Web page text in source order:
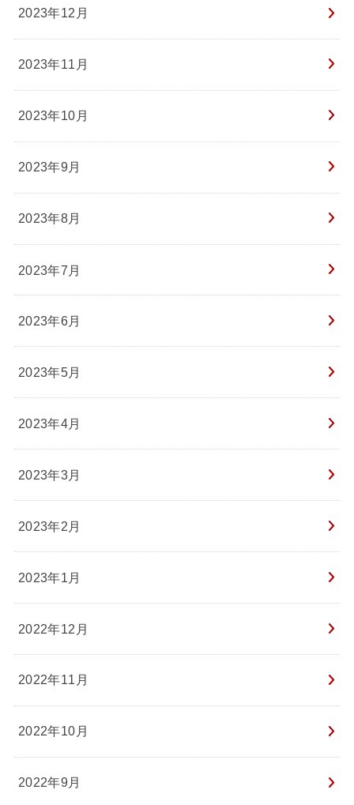
2023年12月
2023年11月
2023年10月
2023年9月
2023年8月
2023年7月
2023年6月
2023年5月
2023年4月
2023年3月
2023年2月
2023年1月
2022年12月
2022年11月
2022年10月
2022年9月